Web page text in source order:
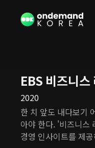
EBS 비즈니스
2020
한 치 앞도 내다보기
아야 한다. '비즈니스
경영 인사이트를 제